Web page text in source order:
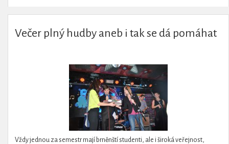
Večer plný hudby aneb i tak se dá pomáhat
Vždy jednou za semestr mají brněnští studenti, ale i široká veřejnost,